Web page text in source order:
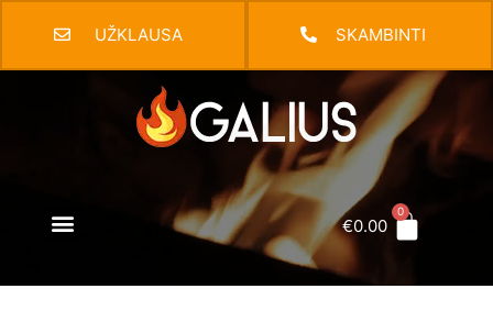
UŽKLAUSA SKAMBINTI
€0.00